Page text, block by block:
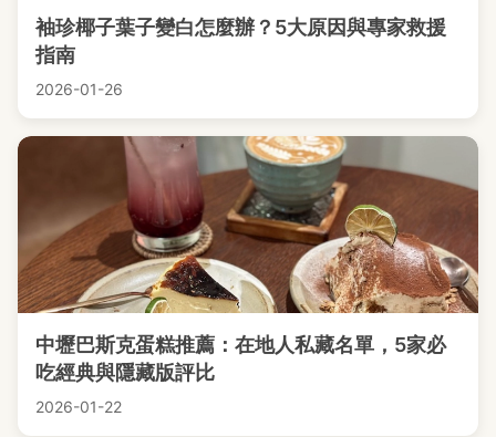
袖珍椰子葉子變白怎麼辦？5大原因與專家救援
指南
2026-01-26
中壢巴斯克蛋糕推薦：在地人私藏名單，5家必
吃經典與隱藏版評比
2026-01-22